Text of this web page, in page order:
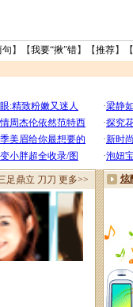
句 】【我要“揪”错】【推荐】